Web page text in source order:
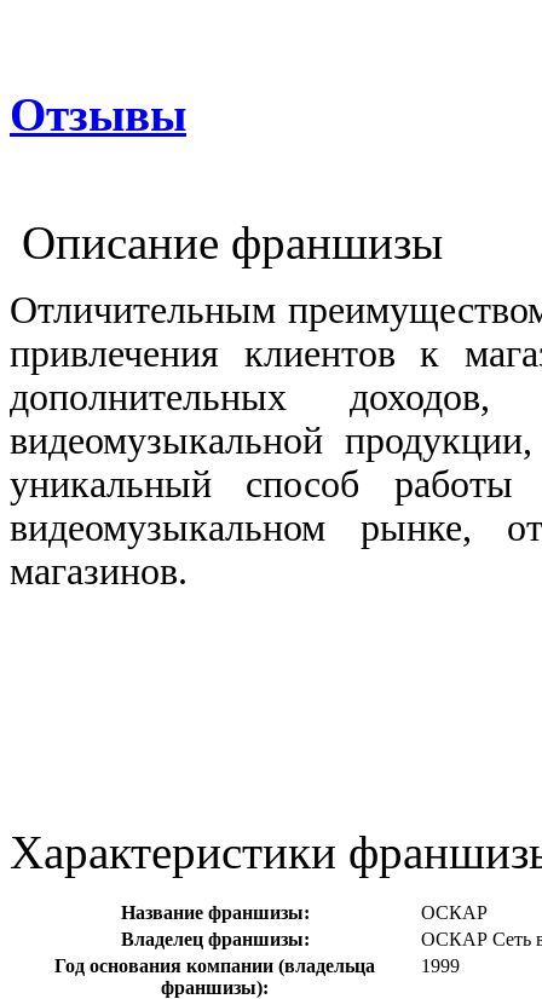
Отзывы
Описание франшизы
Отличительным
привлечения клиентов к
дополнительных
видеомузыкальной
уникальный способ
видеомузыкальном рынке,
магазинов.
Характеристики
Название франшизы:
ОСКАР
Владелец франшизы:
ОСКАР Сеть
Год основания компании (владельца
франшизы):
1999